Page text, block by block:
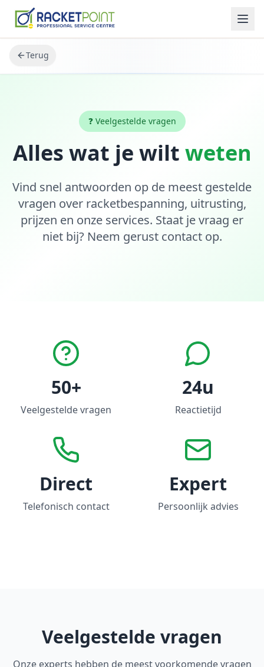
Terug
❓ Veelgestelde vragen
Alles wat je wilt weten
Vind snel antwoorden op de meest gestelde
vragen over racketbespanning, uitrusting,
prijzen en onze services. Staat je vraag er
niet bij? Neem gerust contact op.
50+
Veelgestelde vragen
24u
Reactietijd
Direct
Telefonisch contact
Expert
Persoonlijk advies
Veelgestelde vragen
Onze experts hebben de meest voorkomende vragen